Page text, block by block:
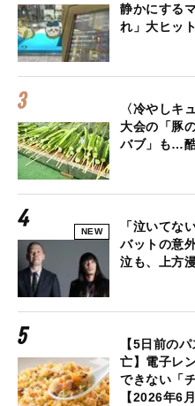
静かにする
れ」大ヒッ
〈冷やしキ
大会の「豚
バブ」も…
NEW
「泣いてな
バットの意
泣も、上方
【5日前の
亡】電子レ
できない「
【2026年6